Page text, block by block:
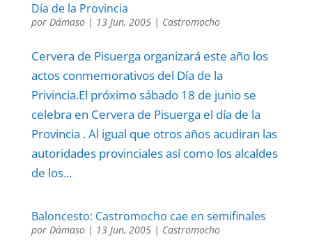
Día de la Provincia
por Dámaso| 13 Jun, 2005| Castromocho
Cervera de Pisuerga organizará este año los
actos conmemorativos del Día de la
Privincia.El próximo sábado 18 de junio se
celebra en Cervera de Pisuerga el día de la
Provincia . Al igual que otros años acudiran las
autoridades provinciales así como los alcaldes
de los...
Baloncesto: Castromocho cae en semifinales
por Dámaso| 13 Jun, 2005| Castromocho